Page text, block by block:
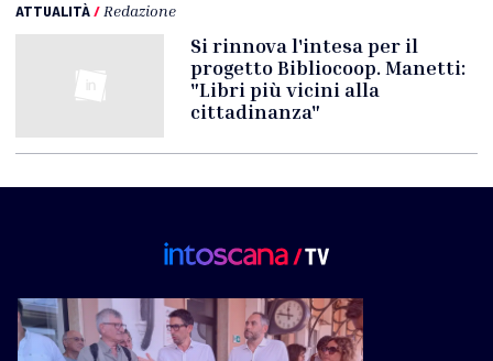
ATTUALITÀ/ Redazione
Si rinnova l'intesa per il
progetto Bibliocoop. Manetti:
"Libri più vicini alla
cittadinanza"